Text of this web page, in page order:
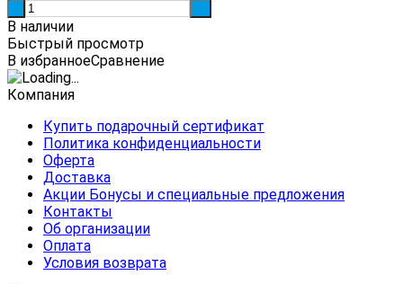
В наличии
Быстрый просмотр
В избранноеСравнение
Компания
Купить подарочный сертификат
Политика конфиденциальности
Оферта
Доставка
Акции Бонусы и специальные предложения
Контакты
Об организации
Оплата
Условия возврата